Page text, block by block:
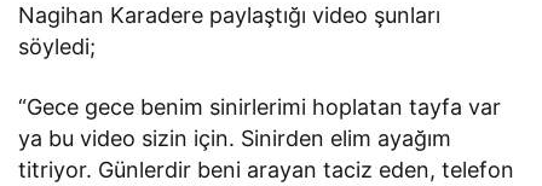
Nagihan Karadere paylaştığı video şunları
söyledi;
“Gece gece benim sinirlerimi hoplatan tayfa var
ya bu video sizin için. Sinirden elim ayağım
titriyor. Günlerdir beni arayan taciz eden, telefon